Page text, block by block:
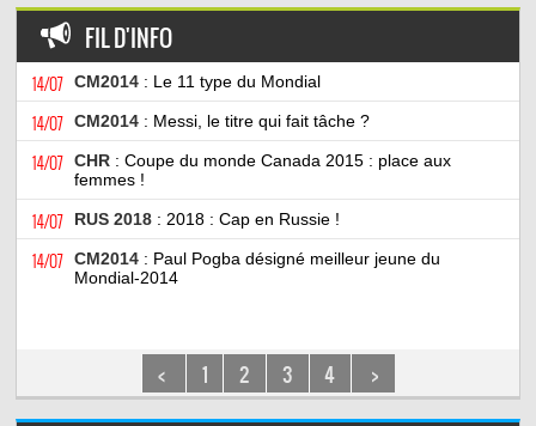
FIL D'INFO
14/07 CM2014 : Le 11 type du Mondial
14/07 CM2014 : Messi, le titre qui fait tâche ?
14/07 CHR : Coupe du monde Canada 2015 : place aux
femmes !
14/07 RUS 2018 : 2018 : Cap en Russie !
14/07 CM2014 : Paul Pogba désigné meilleur jeune du
Mondial-2014
< 1 2 3 4 >